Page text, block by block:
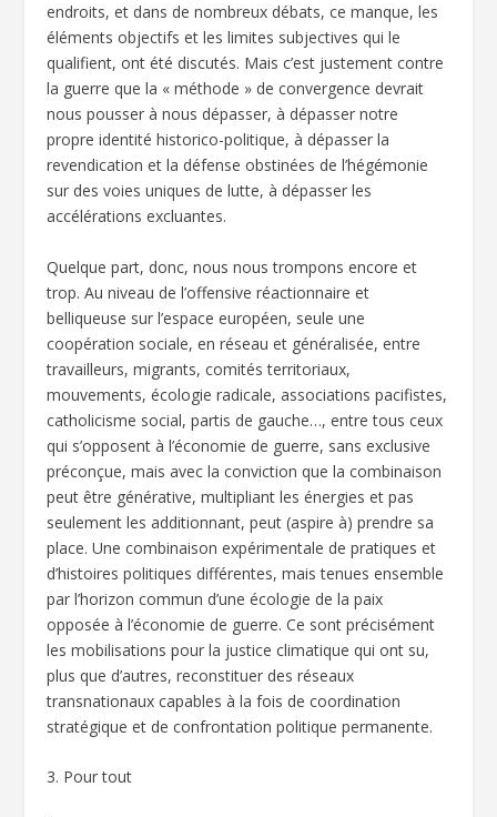
endroits, et dans de nombreux débats, ce manque, les
éléments objectifs et les limites subjectives qui le
qualifient, ont été discutés. Mais c’est justement contre
la guerre que la « méthode » de convergence devrait
nous pousser à nous dépasser, à dépasser notre
propre identité historico-politique, à dépasser la
revendication et la défense obstinées de l’hégémonie
sur des voies uniques de lutte, à dépasser les
accélérations excluantes.
Quelque part, donc, nous nous trompons encore et
trop. Au niveau de l’offensive réactionnaire et
belliqueuse sur l’espace européen, seule une
coopération sociale, en réseau et généralisée, entre
travailleurs, migrants, comités territoriaux,
mouvements, écologie radicale, associations pacifistes,
catholicisme social, partis de gauche…, entre tous ceux
qui s’opposent à l’économie de guerre, sans exclusive
préconçue, mais avec la conviction que la combinaison
peut être générative, multipliant les énergies et pas
seulement les additionnant, peut (aspire à) prendre sa
place. Une combinaison expérimentale de pratiques et
d’histoires politiques différentes, mais tenues ensemble
par l’horizon commun d’une écologie de la paix
opposée à l’économie de guerre. Ce sont précisément
les mobilisations pour la justice climatique qui ont su,
plus que d’autres, reconstituer des réseaux
transnationaux capables à la fois de coordination
stratégique et de confrontation politique permanente.
3. Pour tout